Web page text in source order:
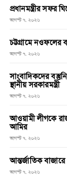
প্রধানমন্ত্রীর সফর
আগস্ট ৭, ২০২৬
চট্টগ্রামে নওফলের
আগস্ট ৭, ২০২৬
সাংবাদিকদের
স্থানীয় সরকারমন্ত্রী
আগস্ট ৭, ২০২৬
আওয়ামী লীগকে
আমির
আগস্ট ৭, ২০২৬
আন্তর্জাতিক
আগস্ট ৭, ২০২৬